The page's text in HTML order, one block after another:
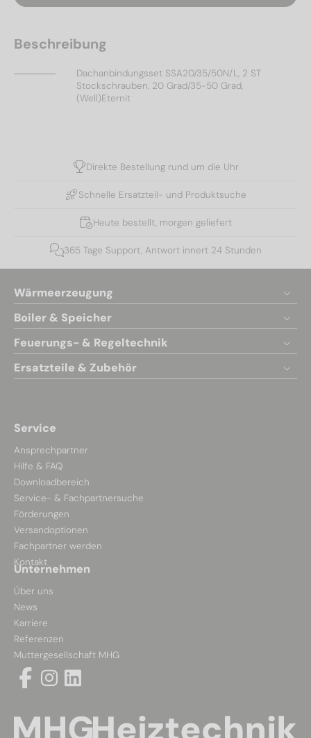
Beschreibung
Dachanbindungsset SSA20/35/50N/L, 2 ST
Stockschrauben, 20 Grad/35-50 Grad,
(Well)Eternit
Direkte Bestellung rund um die Uhr
Schnelle Ersatzteil- und Produktsuche
Heute bestellt, morgen geliefert
365 Tage Support, Antwort innert 24 Stunden
Wärmeerzeugung
Boiler & Speicher
Feuerungs- & Regeltechnik
Ersatzteile & Zubehör
Service
Ansprechpartner
Hilfe & FAQ
Downloadbereich
Service- & Fachpartnersuche
Förderungen
Versandoptionen
Fachpartner werden
Kontakt
Unternehmen
Über uns
News
Karriere
Referenzen
Muttergesellschaft MHG